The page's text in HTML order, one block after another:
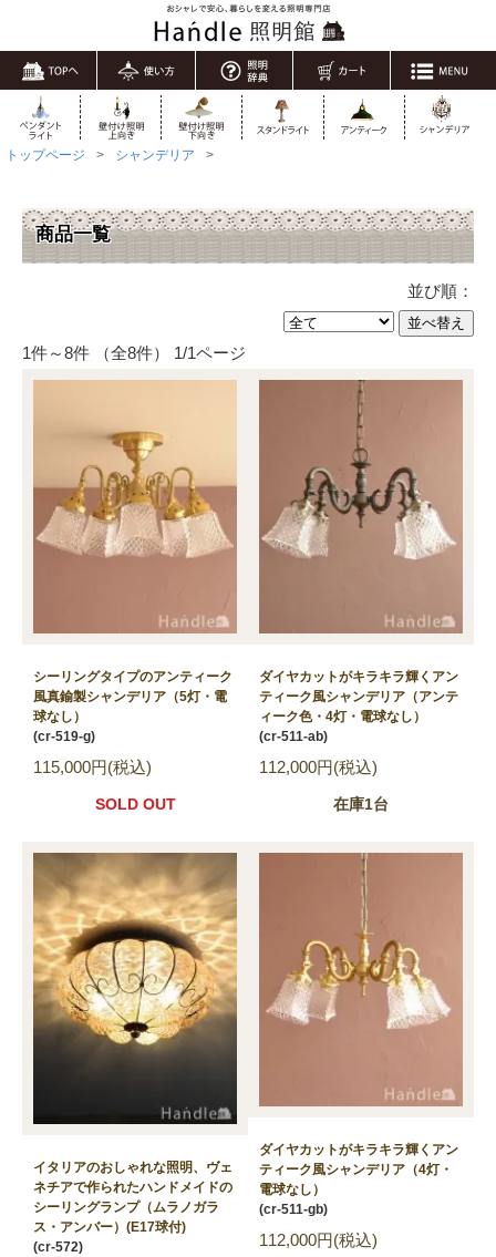
トップページ シャンデリア
商品一覧
並び順：
1件～8件 （全8件） 1/1ページ
シーリングタイプのアンティーク
風真鍮製シャンデリア（5灯・電
球なし）
(cr-519-g)
115,000円(税込)
SOLD OUT
ダイヤカットがキラキラ輝くアン
ティーク風シャンデリア（アンテ
ィーク色・4灯・電球なし）
(cr-511-ab)
112,000円(税込)
在庫1台
イタリアのおしゃれな照明、ヴェ
ネチアで作られたハンドメイドの
シーリングランプ（ムラノガラ
ス・アンバー）(E17球付)
(cr-572)
ダイヤカットがキラキラ輝くアン
ティーク風シャンデリア（4灯・
電球なし）
(cr-511-gb)
112,000円(税込)